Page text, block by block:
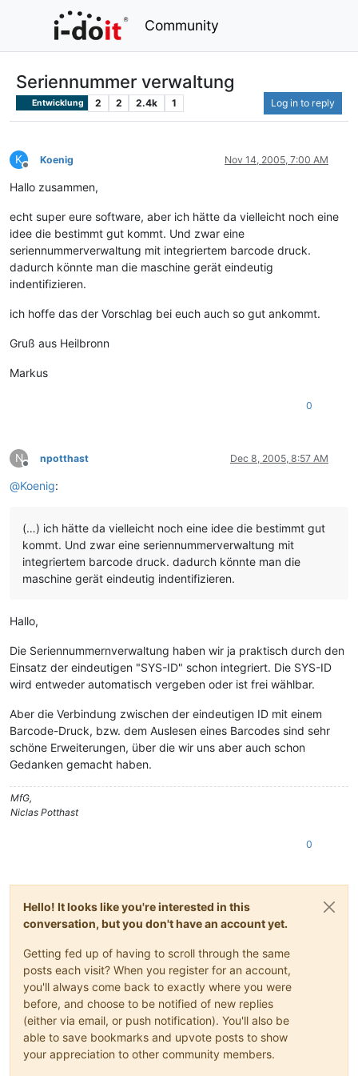
Community
Seriennummer verwaltung
Entwicklung 2 2 2.4k 1 Log in to reply
K
Offline
Koenig Nov 14, 2005, 7:00 AM
Hallo zusammen,
echt super eure software, aber ich hätte da vielleicht noch eine
idee die bestimmt gut kommt. Und zwar eine
seriennummerverwaltung mit integriertem barcode druck.
dadurch könnte man die maschine gerät eindeutig
indentifizieren.
ich hoffe das der Vorschlag bei euch auch so gut ankommt.
Gruß aus Heilbronn
Markus
0
N
Offline
npotthast Dec 8, 2005, 8:57 AM
@Koenig:
(…) ich hätte da vielleicht noch eine idee die bestimmt gut
kommt. Und zwar eine seriennummerverwaltung mit
integriertem barcode druck. dadurch könnte man die
maschine gerät eindeutig indentifizieren.
Hallo,
Die Seriennummernverwaltung haben wir ja praktisch durch den
Einsatz der eindeutigen "SYS-ID" schon integriert. Die SYS-ID
wird entweder automatisch vergeben oder ist frei wählbar.
Aber die Verbindung zwischen der eindeutigen ID mit einem
Barcode-Druck, bzw. dem Auslesen eines Barcodes sind sehr
schöne Erweiterungen, über die wir uns aber auch schon
Gedanken gemacht haben.
MfG,
Niclas Potthast
0
Hello! It looks like you're interested in this
conversation, but you don't have an account yet.
Getting fed up of having to scroll through the same
posts each visit? When you register for an account,
you'll always come back to exactly where you were
before, and choose to be notified of new replies
(either via email, or push notification). You'll also be
able to save bookmarks and upvote posts to show
your appreciation to other community members.